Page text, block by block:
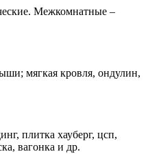
Межкомнатные –
мягкая кровля, ондулин,
плитка хауберг, цсп,
вагонка и др.